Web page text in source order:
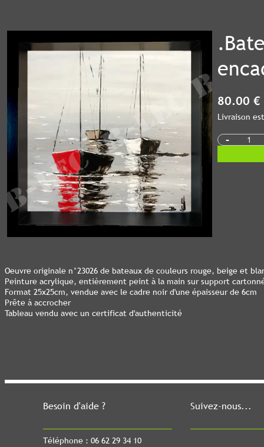
Besoin d'aide ?
Téléphone : 06 62 29 34 10
Suivez-nous...
80.00 €
Livraison
-
Oeuvre originale n°23026 de bateaux de couleurs rouge, beige et
Peinture acrylique, entièrement peint à la main sur support
Format 25x25cm, vendue avec le cadre noir d'une épaisseur de 6cm
Prête à accrocher
Tableau vendu avec un certificat d'authenticité